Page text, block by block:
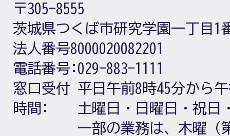
〒305-8555
茨城県つくば市研究学園一丁目1
法人番号8000020082201
電話番号: 029-883-1111
窓口受付
時間:
平日午前8時45分から
土曜日・日曜日・祝日
一部の業務は、木曜（